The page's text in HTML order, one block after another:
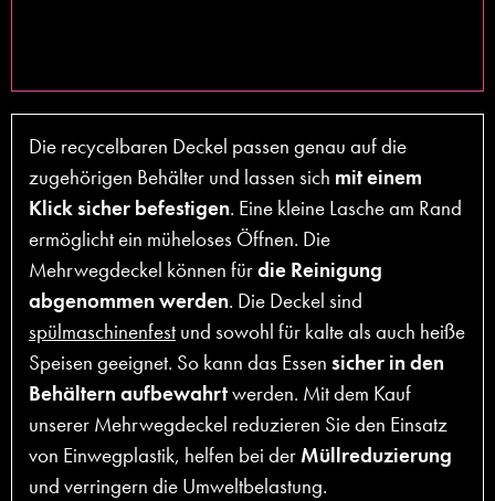
Die recycelbaren Deckel passen genau auf die
zugehörigen Behälter und lassen sich mit einem
Klick sicher befestigen. Eine kleine Lasche am Rand
ermöglicht ein müheloses Öffnen. Die
Mehrwegdeckel können fürdie Reinigung
abgenommen werden. Die Deckel sind
spülmaschinenfest und sowohl für kalte als auch heiße
Speisen geeignet. So kann das Essen sicher in den
Behältern aufbewahrtwerden. Mit dem Kauf
unserer Mehrwegdeckel reduzieren Sie den Einsatz
von Einwegplastik, helfen bei derMüllreduzierung
und verringern die Umweltbelastung.